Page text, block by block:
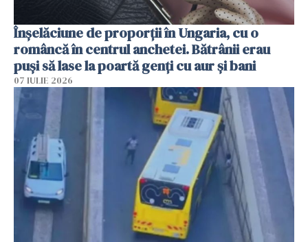
Înșelăciune de proporții în Ungaria, cu o
româncă în centrul anchetei. Bătrânii erau
puși să lase la poartă genți cu aur și bani
07 IULIE 2026